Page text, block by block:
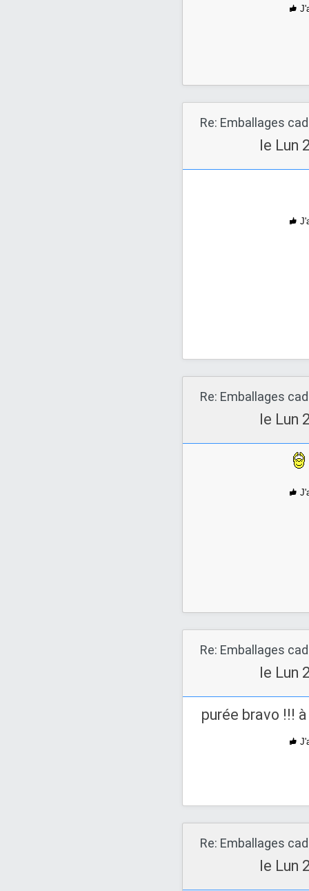
Re: Emballages
le Lun
Re: Emballages
le Lun
Re: Emballages
le Lun
purée bravo !!!
Re: Emballages
le Lun